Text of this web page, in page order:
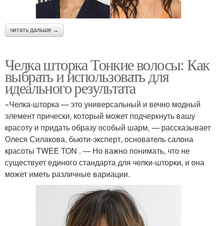
читать дальше →
Челка шторка Тонкие волосы: Как
выбрать и использовать для
идеального результата
«Челка-шторка — это универсальный и вечно модный
элемент прически, который может подчеркнуть вашу
красоту и придать образу особый шарм, — рассказывает
Олеся Силакова, бьюти-эксперт, основатель салона
красоты TWEE TON . — Но важно понимать, что не
существует единого стандарта для челки-шторки, и она
может иметь различные вариации.